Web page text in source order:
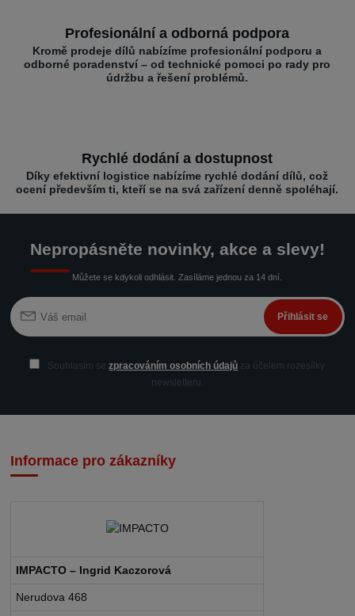
Profesionální a odborná podpora
Kromě prodeje dílů nabízíme profesionální podporu a
odborné poradenství – od technické pomoci po rady pro
údržbu a řešení problémů.
Rychlé dodání a dostupnost
Díky efektivní logistice nabízíme rychlé dodání dílů, což
ocení především ti, kteří se na svá zařízení denně spoléhají.
Nepropásněte novinky, akce a slevy!
Můžete se kdykoli odhlásit. Zasíláme jednou za 14 dní.
Přihlásit se
Souhlasím sezpracováním osobních údajů za účelem rozesílky
newsletteru.
Informace pro zákazníky
IMPACTO – Ingrid Kaczorová
Nerudova 468